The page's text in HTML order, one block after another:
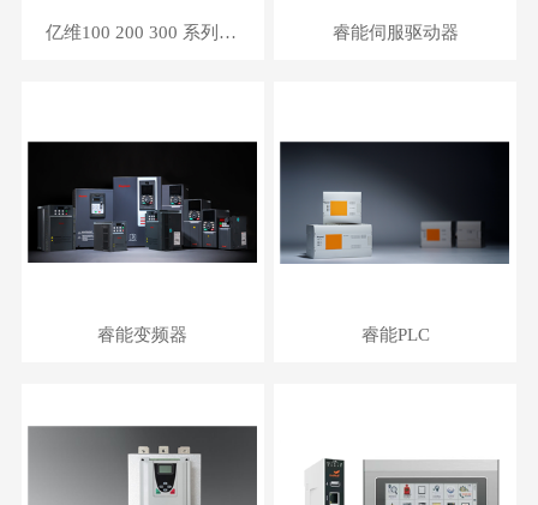
亿维100 200 300 系列PLC 睿能伺服驱动器
睿能变频器 睿能PLC